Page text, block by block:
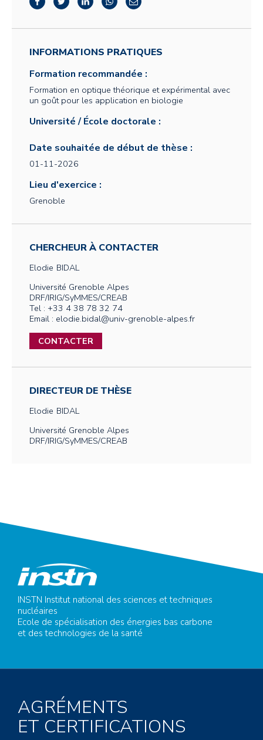
INFORMATIONS PRATIQUES
Formation recommandée :
Formation en optique théorique et expérimental avec
un goût pour les application en biologie
Université / École doctorale :
Date souhaitée de début de thèse :
01-11-2026
Lieu d'exercice :
Grenoble
CHERCHEUR À CONTACTER
Elodie BIDAL
Université Grenoble Alpes
DRF/IRIG/SyMMES/CREAB
Tel : +33 4 38 78 32 74
Email : elodie.bidal@univ-grenoble-alpes.fr
CONTACTER
DIRECTEUR DE THÈSE
Elodie BIDAL
Université Grenoble Alpes
DRF/IRIG/SyMMES/CREAB
INSTN Institut national des sciences et techniques
nucléaires
Ecole de spécialisation des énergies bas carbone
et des technologies de la santé
AGRÉMENTS
ET CERTIFICATIONS